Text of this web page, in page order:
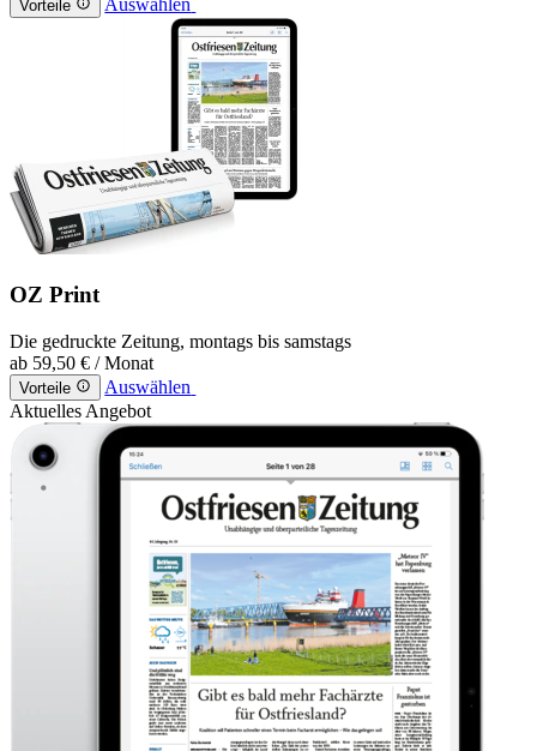
Vorteile Auswählen
OZ Print
Die gedruckte Zeitung, montags bis samstags
ab 59,50 € / Monat
Vorteile
Auswählen
Aktuelles Angebot